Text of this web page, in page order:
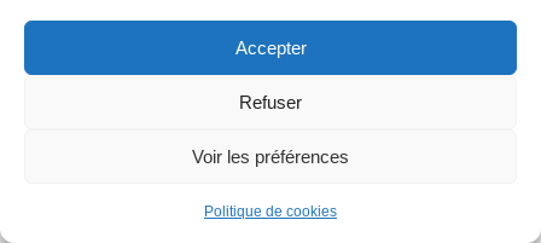
Accepter
Refuser
Voir les préférences
Politique de cookies